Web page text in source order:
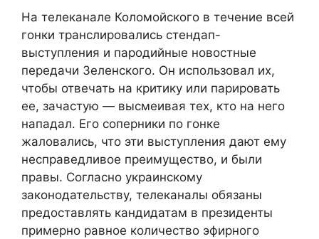
На телеканале Коломойского в течение всей
гонки транслировались стендап-
выступления и пародийные новостные
передачи Зеленского. Он использовал их,
чтобы отвечать на критику или парировать
ее, зачастую — высмеивая тех, кто на него
нападал. Его соперники по гонке
жаловались, что эти выступления дают ему
несправедливое преимущество, и были
правы. Согласно украинскому
законодательству, телеканалы обязаны
предоставлять кандидатам в президенты
примерно равное количество эфирного